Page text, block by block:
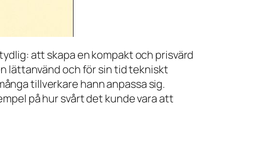
att skapa en kompakt och prisvärd
lättanvänd och för sin tid tekniskt
tillverkare hann anpassa sig.
på hur svårt det kunde vara att